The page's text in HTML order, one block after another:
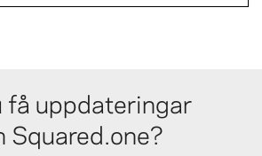
få uppdateringar
Squared.one?